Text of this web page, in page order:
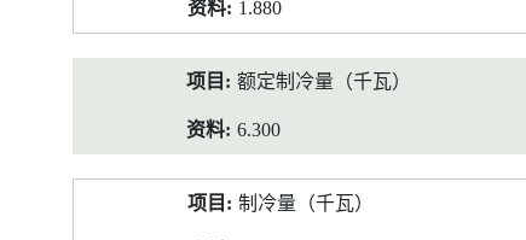
1.880
额定制冷量（千瓦）
6.300
制冷量（千瓦）